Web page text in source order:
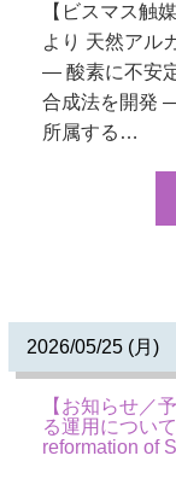
【ビスマス触
より 天然アル
― 酸素に不安
合成法を開発
所属する…
2026/05/25 (月)
【お知らせ／
る運用につい
reformation of